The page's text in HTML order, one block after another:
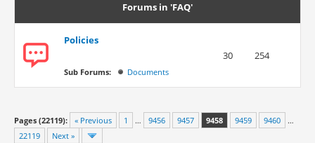
Forums in 'FAQ'
Policies
Sub Forums: Documents
30 254
Pages (22119): « Previous 1 … 9456 9457 9458 9459 9460
…
22119
Next »